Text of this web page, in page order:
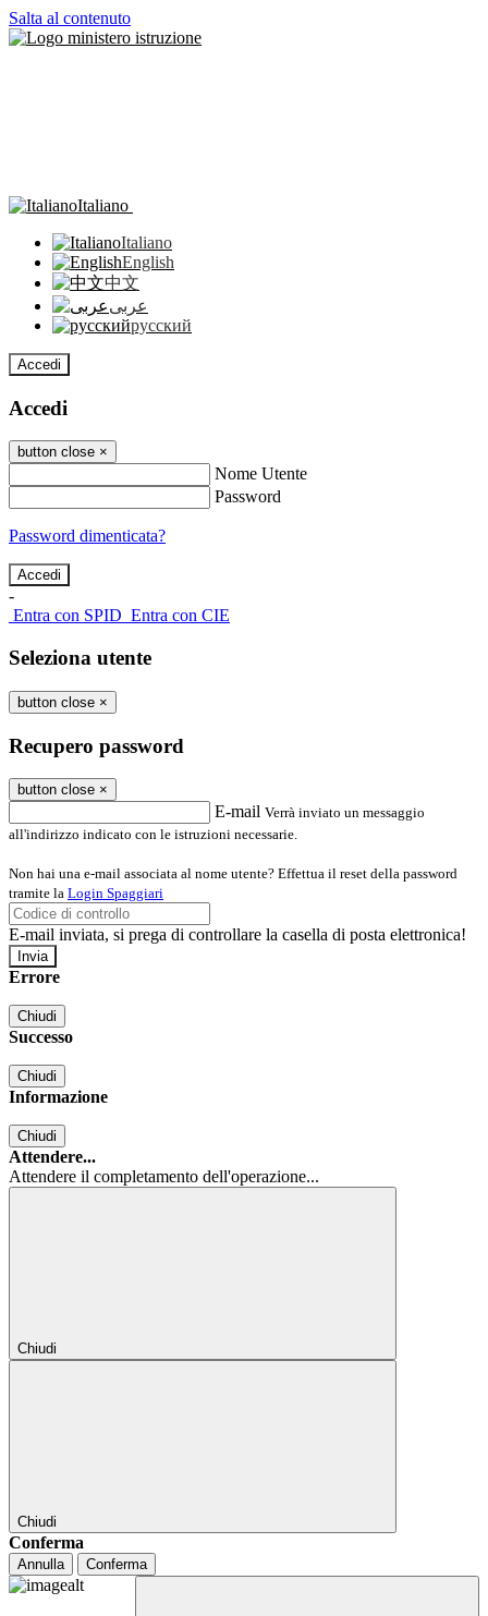
Salta al contenuto
Italiano
Italiano
English
中文
عربى
русский
Accedi
Accedi
button close ×
Nome Utente
Password
Password dimenticata?
-
Entra con SPID Entra con CIE
Seleziona utente
button close ×
Recupero password
button close ×
E-mail Verrà inviato un messaggio
all'indirizzo indicato con le istruzioni necessarie.
Non hai una e-mail associata al nome utente? Effettua il reset della password
tramite la Login Spaggiari
E-mail inviata, si prega di controllare la casella di posta elettronica!
Errore
Chiudi
Successo
Chiudi
Informazione
Chiudi
Attendere...
Attendere il completamento dell'operazione...
Chiudi
Chiudi
Conferma
Annulla Conferma